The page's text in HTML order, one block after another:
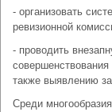
- организовать
ревизионной
- проводить
также выявлению
Среди